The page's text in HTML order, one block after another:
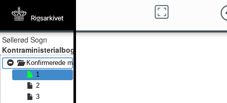
Søllerød Sogn
Kontraministerialbog
Konfirmerede mænd 1819 - Konfirmerede mænd 1830
1
2
3